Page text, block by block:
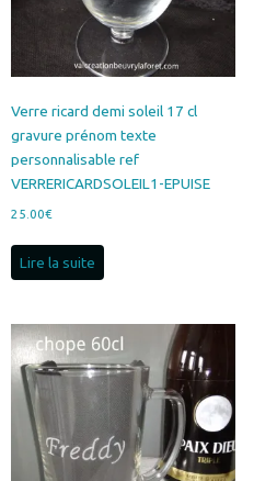
Verre ricard demi soleil 17 cl
gravure prénom texte
personnalisable ref
VERRERICARDSOLEIL1-EPUISE
25.00€
Lire la suite